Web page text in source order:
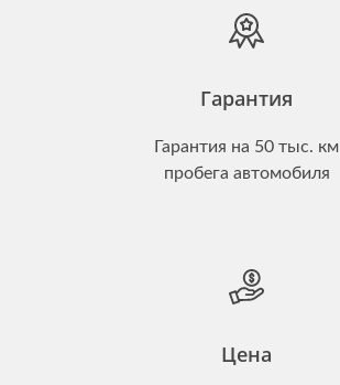
Гарантия
Гарантия на 50 тыс. км
пробега автомобиля
Цена